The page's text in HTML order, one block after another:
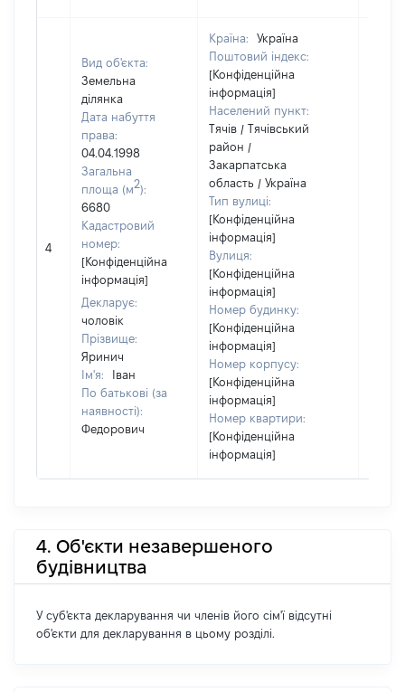
4
Вид об'єкта:
Земельна
ділянка
Дата набуття
права:
04.04.1998
Загальна
площа (м2):
6680
Кадастровий
номер:
[Конфіденційна
інформація]
Декларує:
чоловік
Прізвище:
Яринич
Ім'я:
Іван
По батькові (за
наявності):
Федорович
Країна:
Україна
Поштовий індекс:
[Конфіденційна
інформація]
Населений пункт:
Тячів / Тячівський
район /
Закарпатська
область / Україна
Тип вулиці:
[Конфіденційна
інформація]
Вулиця:
[Конфіденційна
інформація]
Номер будинку:
[Конфіденційна
інформація]
Номер корпусу:
[Конфіденційна
інформація]
Номер квартири:
[Конфіденційна
інформація]
4. Об'єкти незавершеного
будівництва
У суб'єкта декларування чи членів його сім'ї відсутні
об'єкти для декларування в цьому розділі.